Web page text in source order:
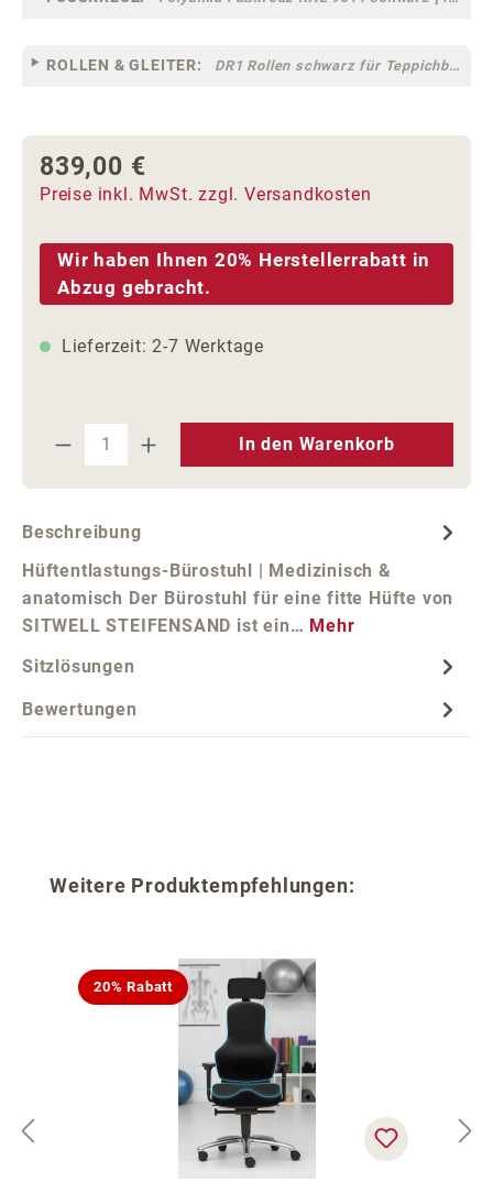
ROLLEN & GLEITER: DR1 Rollen schwarz für Teppichböden [10]
Regulärer Preis:
839,00 €
Preise inkl. MwSt. zzgl. Versandkosten
Wir haben Ihnen 20% Herstellerrabatt in
Abzug gebracht.
Lieferzeit: 2-7 Werktage
Produkt Anzahl: Gib den
In den Warenkorb
Beschreibung
Hüftentlastungs-Bürostuhl | Medizinisch &
anatomisch Der Bürostuhl für eine fitte Hüfte von
SITWELL STEIFENSAND ist ein… Mehr
Sitzlösungen
Bewertungen
Produktgalerie überspringen
Weitere Produktempfehlungen:
20% Rabatt